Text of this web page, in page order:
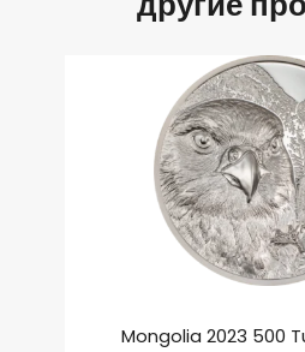
Mongolia 2023 500